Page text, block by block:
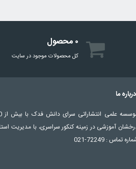
۰ محصول
کل محصولات موجود در سایت
ما
آموزشی در زمینه کنکور سراسری، با مدیریت
تماس : 72249-021